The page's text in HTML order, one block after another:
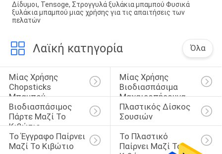
Δίδυμοι, Tensoge, Στρογγυλά ξυλάκια μπαμπού Φυσικά
ξυλάκια μπαμπού μιας χρήσης για τις απαιτήσεις των
πελατών
Λαϊκή κατηγορία Όλα
Μίας Χρήσης
Chopsticks
Μπαμπού
Μίας Χρήσης
Βιοδιασπάσιμα
Μαχαιροπήρουνα
Βιοδιασπάσιμος
Πάρτε Μαζί Το
Κιβώτιο
Πλαστικός Δίσκος
Σουσιών
Το Έγγραφο Παίρνει
Μαζί Το Κιβώτιο
Το Πλαστικό
Παίρνει Μαζί Το